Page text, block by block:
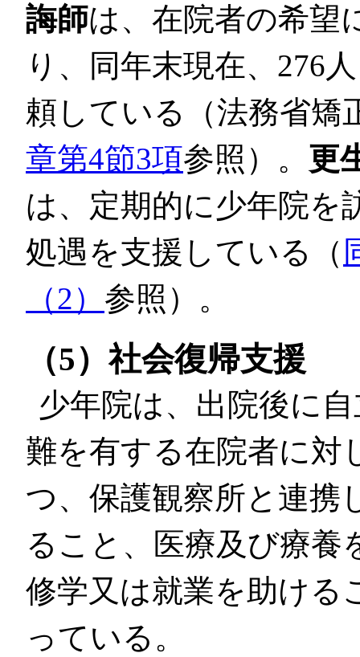
誨師は、在院者の希望
り、同年末現在、276
頼している（法務省矯
章第4節3項参照）。 更
は、定期的に少年院を
処遇を支援している（
（2） 参照）。
（5）社会復帰支援
少年院は、出院後に
難を有する在院者に対
つ、保護観察所と連携
ること、医療及び療養
修学又は就業を助ける
っている。